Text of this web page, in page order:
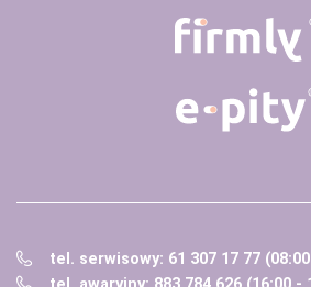
tel. serwisowy: 61 307 17 77